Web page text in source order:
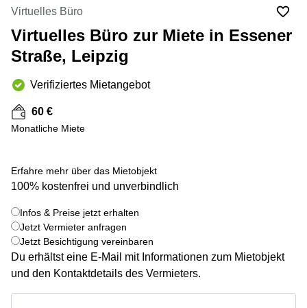
Düsseldorf
Büro
mieten
Köln
Büro
Essen
Büro
Seminarraum
Büro
mieten
Neuss
Büro
mieten
Hamburg
10
Berlin
Kienberger
Allee 4
Berlin
Schönefeld
8 Hannover
Arcus
Torgauer
Str.
Mainzer
Landstraße
69
+ 1 bilder
Virtuelles Büro
Virtuelles Büro zur Miete in Essener
Straße, Leipzig
Verifiziertes Mietangebot
60 €
Monatliche Miete
Erfahre mehr über das Mietobjekt
100% kostenfrei und unverbindlich
Infos & Preise jetzt erhalten
Jetzt Vermieter anfragen
Jetzt Besichtigung vereinbaren
Du erhältst eine E-Mail mit Informationen zum Mietobjekt
und den Kontaktdetails des Vermieters.